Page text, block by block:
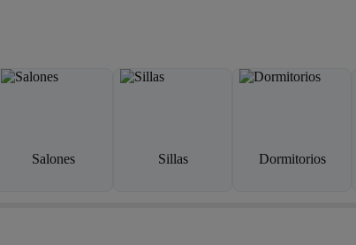
Salones Sillas Dormitorios